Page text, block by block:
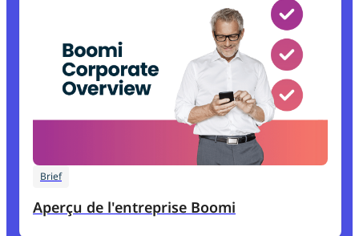
Brief
Aperçu de l'entreprise Boomi